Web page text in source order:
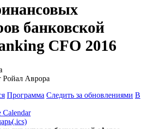
банковской
CFO 2016
Аврора
Программа Следить за обновлениями В
Calendar